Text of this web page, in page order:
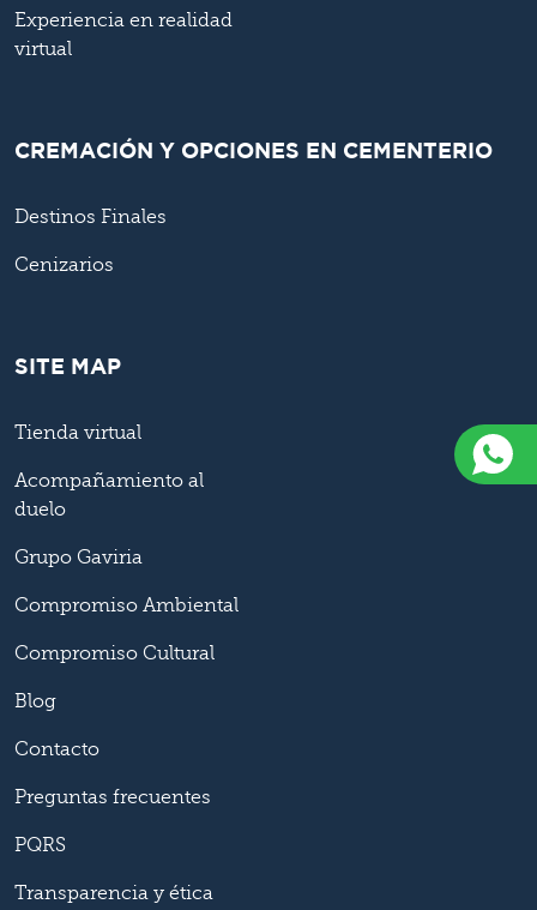
Experiencia en realidad
virtual
CREMACIÓN Y OPCIONES EN CEMENTERIO
Destinos Finales
Cenizarios
SITE MAP
Tienda virtual
Acompañamiento al
duelo
Grupo Gaviria
Compromiso Ambiental
Compromiso Cultural
Blog
Contacto
Preguntas frecuentes
PQRS
Transparencia y ética